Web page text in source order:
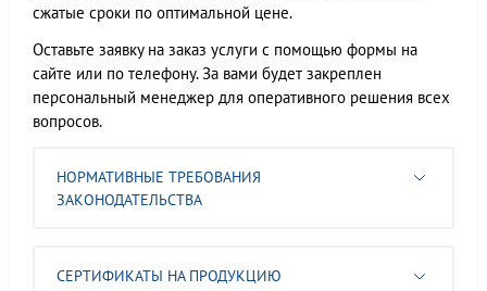
сжатые сроки по оптимальной цене.
Оставьте заявку на заказ услуги с помощью формы на
сайте или по телефону. За вами будет закреплен
персональный менеджер для оперативного решения всех
вопросов.
НОРМАТИВНЫЕ ТРЕБОВАНИЯ
ЗАКОНОДАТЕЛЬСТВА
СЕРТИФИКАТЫ НА ПРОДУКЦИЮ